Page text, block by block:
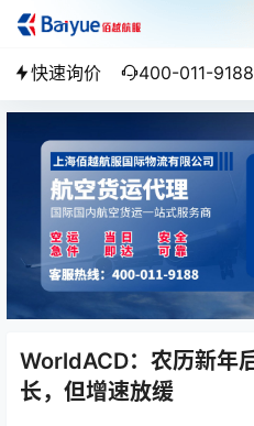
快速询价 400-011-9188
WorldACD：农历新年
长，但增速放缓